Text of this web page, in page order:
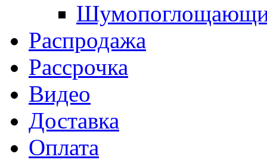
Распродажа
Рассрочка
Видео
Доставка
Оплата